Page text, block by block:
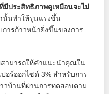
มีประสิทธิภาพดูเหมือนจะไม่
นั้นทำให้รุนแรงขึ้น
ารก้าวหน้ายิ่งขึ้นของการ
สามารถให้คำแนะนำคุณใน
อร์ออกไซด์ 3% สำหรับการ
วบ้านที่ผ่านการทดสอบตาม